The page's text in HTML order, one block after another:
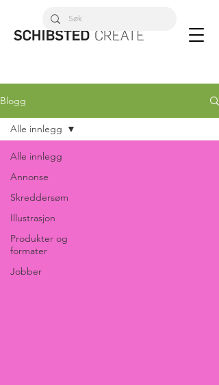
Blogg
Alle innlegg
Annonse
Skreddersøm
Illustrasjon
Produkter og
formater
Jobber
Alle innlegg